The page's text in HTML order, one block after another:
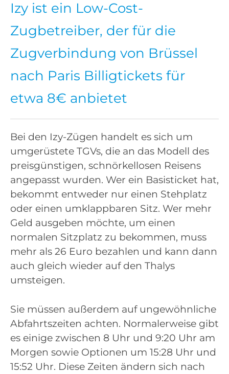
Izy ist ein Low-Cost-
Zugbetreiber, der für die
Zugverbindung von Brüssel
nach Paris Billigtickets für
etwa 8€ anbietet
Bei den Izy-Zügen handelt es sich um
umgerüstete TGVs, die an das Modell des
preisgünstigen, schnörkellosen Reisens
angepasst wurden. Wer ein Basisticket hat,
bekommt entweder nur einen Stehplatz
oder einen umklappbaren Sitz. Wer mehr
Geld ausgeben möchte, um einen
normalen Sitzplatz zu bekommen, muss
mehr als 26 Euro bezahlen und kann dann
auch gleich wieder auf den Thalys
umsteigen.
Sie müssen außerdem auf ungewöhnliche
Abfahrtszeiten achten. Normalerweise gibt
es einige zwischen 8 Uhr und 9:20 Uhr am
Morgen sowie Optionen um 15:28 Uhr und
15:52 Uhr. Diese Zeiten ändern sich nach